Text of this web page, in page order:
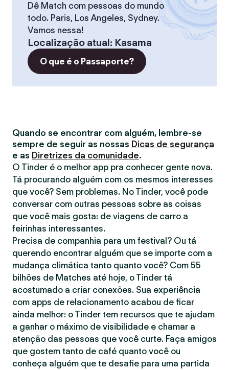
Dê Match com pessoas do mundo
todo. Paris, Los Angeles, Sydney.
Vamos nessa!
Localização atual: Kasama
O que é o Passaporte?
Quando se encontrar com alguém, lembre-se
sempre de seguir as nossas Dicas de segurança
e as Diretrizes da comunidade.
O Tinder é o melhor app pra conhecer gente nova.
Tá procurando alguém com os mesmos interesses
que você? Sem problemas. No Tinder, você pode
conversar com outras pessoas sobre as coisas
que você mais gosta: de viagens de carro a
feirinhas interessantes.
Precisa de companhia para um festival? Ou tá
querendo encontrar alguém que se importe com a
mudança climática tanto quanto você? Com 55
bilhões de Matches até hoje, o Tinder tá
acostumado a criar conexões. Sua experiência
com apps de relacionamento acabou de ficar
ainda melhor: o Tinder tem recursos que te ajudam
a ganhar o máximo de visibilidade e chamar a
atenção das pessoas que você curte. Faça amigos
que gostem tanto de café quanto você ou
conheça alguém que te desafie para uma partida